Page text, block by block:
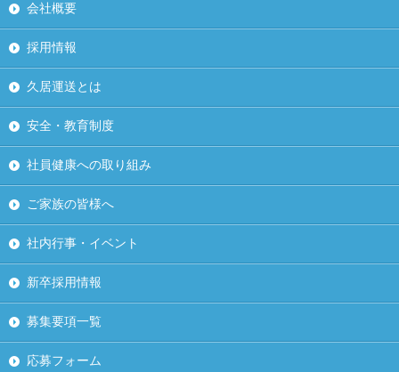
会社概要
採用情報
久居運送とは
安全・教育制度
社員健康への取り組み
ご家族の皆様へ
社内行事・イベント
新卒採用情報
募集要項一覧
応募フォーム